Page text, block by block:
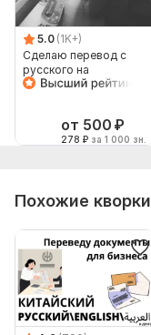
5.0 (1K+)
Сделаю перевод с
русского на
английский и
от 500 ₽
278 ₽ за 1 000 зн.
Похожие кворки